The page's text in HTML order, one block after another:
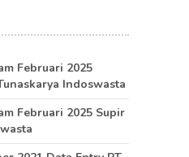
Februari 2025
Indoswasta
Februari 2025 Supir